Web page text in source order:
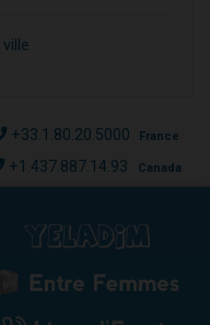
+33.1.80.20.5000 France
+1.437.887.14.93 Canada